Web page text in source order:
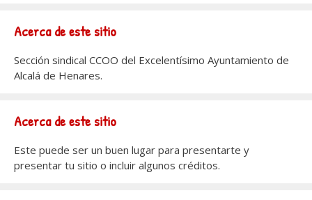
Acerca de este sitio
Sección sindical CCOO del Excelentísimo Ayuntamiento de
Alcalá de Henares.
Acerca de este sitio
Este puede ser un buen lugar para presentarte y
presentar tu sitio o incluir algunos créditos.